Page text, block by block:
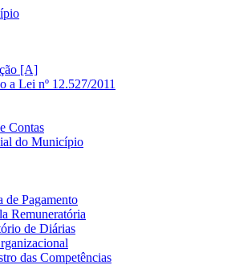
[A]
a Lei nº 12.527/2011
Contas
do Município
de Pagamento
Remuneratória
de Diárias
das Competências